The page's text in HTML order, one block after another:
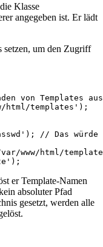
Klasse
angegeben ist. Er lädt
setzen, um den Zugriff
von Templates
html/templates');
// Das würde
www/html/
er Template-Namen
absoluter Pfad
gesetzt, werden alle